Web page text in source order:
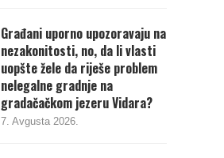
Građani uporno upozoravaju na
nezakonitosti, no, da li vlasti
uopšte žele da riješe problem
nelegalne gradnje na
gradačačkom jezeru Vidara?
7. Avgusta 2026.